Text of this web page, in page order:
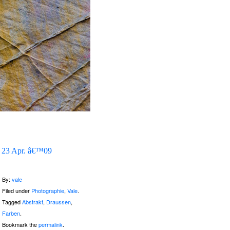
23 Apr. â€™09
By: vale
Filed under Photographie, Vale.
TaggedAbstrakt, Draussen,
Farben.
Bookmark thepermalink.